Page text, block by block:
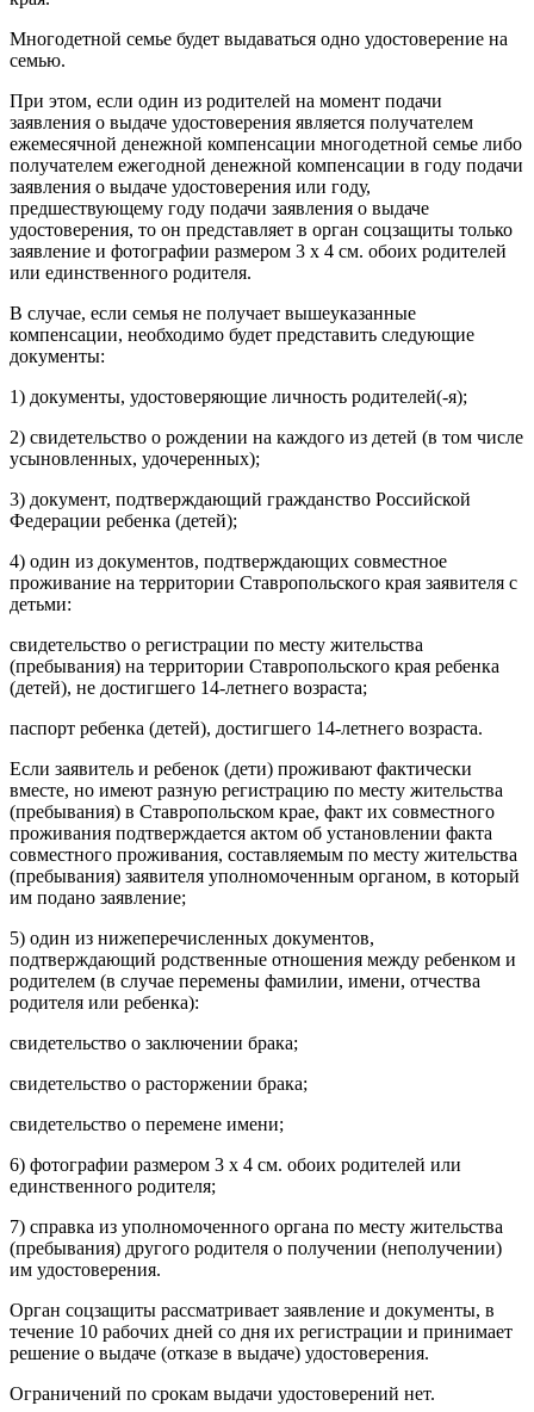
Многодетной семье будет выдаваться одно удостоверение на
семью.
При этом, если один из родителей на момент подачи
заявления о выдаче удостоверения является получателем
ежемесячной денежной компенсации многодетной семье либо
получателем ежегодной денежной компенсации в году подачи
заявления о выдаче удостоверения или году,
предшествующему году подачи заявления о выдаче
удостоверения, то он представляет в орган соцзащиты только
заявление и фотографии размером 3 x 4 см. обоих родителей
или единственного родителя.
В случае, если семья не получает вышеуказанные
компенсации, необходимо будет представить следующие
документы:
1) документы, удостоверяющие личность родителей(-я);
2) свидетельство о рождении на каждого из детей (в том числе
усыновленных, удочеренных);
3) документ, подтверждающий гражданство Российской
Федерации ребенка (детей);
4) один из документов, подтверждающих совместное
проживание на территории Ставропольского края заявителя с
детьми:
свидетельство о регистрации по месту жительства
(пребывания) на территории Ставропольского края ребенка
(детей), не достигшего 14-летнего возраста;
паспорт ребенка (детей), достигшего 14-летнего возраста.
Если заявитель и ребенок (дети) проживают фактически
вместе, но имеют разную регистрацию по месту жительства
(пребывания) в Ставропольском крае, факт их совместного
проживания подтверждается актом об установлении факта
совместного проживания, составляемым по месту жительства
(пребывания) заявителя уполномоченным органом, в который
им подано заявление;
5) один из нижеперечисленных документов,
подтверждающий родственные отношения между ребенком и
родителем (в случае перемены фамилии, имени, отчества
родителя или ребенка):
свидетельство о заключении брака;
свидетельство о расторжении брака;
свидетельство о перемене имени;
6) фотографии размером 3 x 4 см. обоих родителей или
единственного родителя;
7) справка из уполномоченного органа по месту жительства
(пребывания) другого родителя о получении (неполучении)
им удостоверения.
Орган соцзащиты рассматривает заявление и документы, в
течение 10 рабочих дней со дня их регистрации и принимает
решение о выдаче (отказе в выдаче) удостоверения.
Ограничений по срокам выдачи удостоверений нет.